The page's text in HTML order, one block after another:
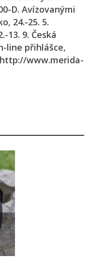
D. Avízovanými
24.-25. 5.
13. 9. Česká
line přihlášce,
www.merida-